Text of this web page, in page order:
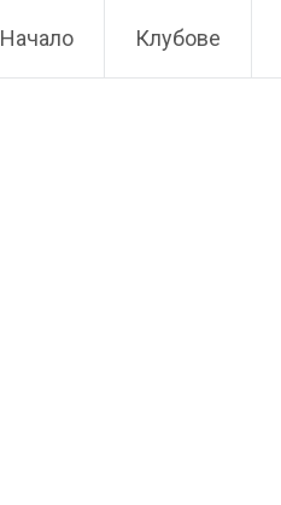
Начало Клубове